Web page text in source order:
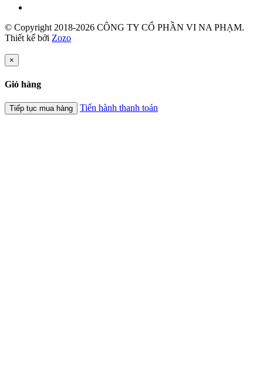
© Copyright 2018-2026 CÔNG TY CỔ PHẦN VI NA PHẠM.
Thiết kế bởi Zozo
×
Giỏ hàng
Tiếp tục mua hàng Tiến hành thanh toán